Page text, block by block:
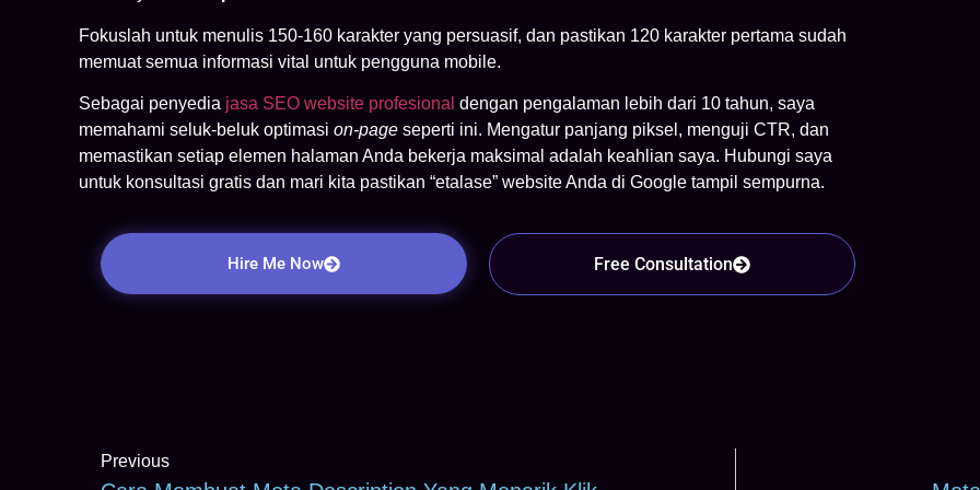
Fokuslah untuk menulis 150-160 karakter yang persuasif, dan pastikan 120 karakter pertama sudah
memuat semua informasi vital untuk pengguna mobile.
Sebagai penyedia jasa SEO website profesional dengan pengalaman lebih dari 10 tahun, saya
memahami seluk-beluk optimasi on-page seperti ini. Mengatur panjang piksel, menguji CTR, dan
memastikan setiap elemen halaman Anda bekerja maksimal adalah keahlian saya. Hubungi saya
untuk konsultasi gratis dan mari kita pastikan “etalase” website Anda di Google tampil sempurna.
Hire Me Now Free Consultation
Previous